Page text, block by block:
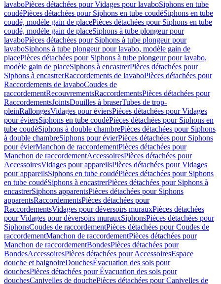
lavaboPièces détachées pour Vidages pour lavaboSiphons en tube
coudéPièces détachées pour Siphons en tube coudéSiphons en tube
coudé, modèle gain de placePièces détachées pour Siphons en tube
coudé, modèle gain de placeSiphons à tube plongeur pour
lavaboPièces détachées pour Siphons à tube plongeur pour
lavaboSiphons à tube plongeur pour lavabo, modèle gain de
placePièces détachées pour Siphons à tube plongeur pour lavabo,
modèle gain de placeSiphons à encastrerPièces détachées pour
Siphons à encastrerRaccordements de lavaboPièces détachées pour
Raccordements de lavaboCoudes de
raccordementRecouvrementsRaccordementsPièces détachées pour
RaccordementsJointsDouilles à braserTubes de trop-
pleinRallongesVidages pour éviersPièces détachées pour Vidages
pour éviersSiphons en tube coudéPièces détachées pour Siphons en
tube coudéSiphons à double chambrePièces détachées pour Siphons
à double chambreSiphons pour évierPièces détachées pour Siphons
pour évierManchon de raccordementPièces détachées pour
Manchon de raccordementAccessoiresPièces détachées pour
AccessoiresVidages pour appareilsPièces détachées pour Vidages
pour appareilsSiphons en tube coudéPièces détachées pour Siphons
en tube coudéSiphons à encastrerPièces détachées pour Siphons à
encastrerSiphons apparentsPièces détachées pour Siphons
apparentsRaccordementsPièces détachées pour
RaccordementsVidages pour déversoirs murauxPièces détachées
pour Vidages pour déversoirs murauxSiphonsPièces détachées pour
SiphonsCoudes de raccordementPièces détachées pour Coudes de
raccordementManchon de raccordementPièces détachées pour
Manchon de raccordementBondesPièces détachées pour
BondesAccessoiresPièces détachées pour AccessoiresEspace
douche et baignoireDouchesÉvacuation des sols pour
douchesPièces détachées pour Évacuation des sols pour
douchesCanivelles de douchePièces détachées pour Canivelles de